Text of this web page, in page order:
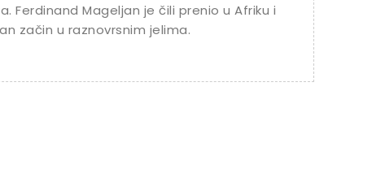
Ferdinand Mageljan je čili prenio u Afriku i
začin u raznovrsnim jelima.